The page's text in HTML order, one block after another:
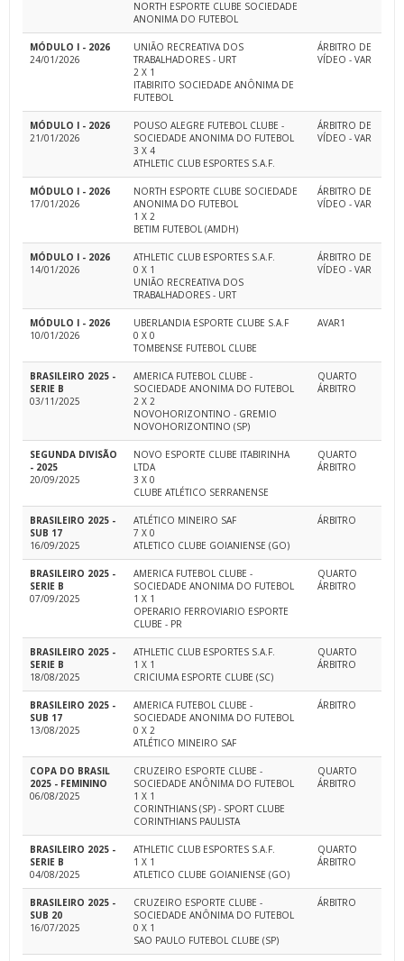
NORTH ESPORTE CLUBE SOCIEDADE
ANONIMA DO FUTEBOL
MÓDULO I - 2026
24/01/2026
UNIÃO RECREATIVA DOS
TRABALHADORES - URT
2 X 1
ITABIRITO SOCIEDADE ANÔNIMA DE
FUTEBOL
ÁRBITRO DE
VÍDEO - VAR
MÓDULO I - 2026
21/01/2026
POUSO ALEGRE FUTEBOL CLUBE -
SOCIEDADE ANONIMA DO FUTEBOL
3 X 4
ATHLETIC CLUB ESPORTES S.A.F.
ÁRBITRO DE
VÍDEO - VAR
MÓDULO I - 2026
17/01/2026
NORTH ESPORTE CLUBE SOCIEDADE
ANONIMA DO FUTEBOL
1 X 2
BETIM FUTEBOL (AMDH)
ÁRBITRO DE
VÍDEO - VAR
MÓDULO I - 2026
14/01/2026
ATHLETIC CLUB ESPORTES S.A.F.
0 X 1
UNIÃO RECREATIVA DOS
TRABALHADORES - URT
ÁRBITRO DE
VÍDEO - VAR
MÓDULO I - 2026
10/01/2026
UBERLANDIA ESPORTE CLUBE S.A.F
0 X 0
TOMBENSE FUTEBOL CLUBE
AVAR1
BRASILEIRO 2025 -
SERIE B
03/11/2025
AMERICA FUTEBOL CLUBE -
SOCIEDADE ANONIMA DO FUTEBOL
2 X 2
NOVOHORIZONTINO - GREMIO
NOVOHORIZONTINO (SP)
QUARTO
ÁRBITRO
SEGUNDA DIVISÃO
- 2025
20/09/2025
NOVO ESPORTE CLUBE ITABIRINHA
LTDA
3 X 0
CLUBE ATLÉTICO SERRANENSE
QUARTO
ÁRBITRO
BRASILEIRO 2025 -
SUB 17
16/09/2025
ATLÉTICO MINEIRO SAF
7 X 0
ATLETICO CLUBE GOIANIENSE (GO)
ÁRBITRO
BRASILEIRO 2025 -
SERIE B
07/09/2025
AMERICA FUTEBOL CLUBE -
SOCIEDADE ANONIMA DO FUTEBOL
1 X 1
OPERARIO FERROVIARIO ESPORTE
CLUBE - PR
QUARTO
ÁRBITRO
BRASILEIRO 2025 -
SERIE B
18/08/2025
ATHLETIC CLUB ESPORTES S.A.F.
1 X 1
CRICIUMA ESPORTE CLUBE (SC)
QUARTO
ÁRBITRO
BRASILEIRO 2025 -
SUB 17
13/08/2025
AMERICA FUTEBOL CLUBE -
SOCIEDADE ANONIMA DO FUTEBOL
0 X 2
ATLÉTICO MINEIRO SAF
ÁRBITRO
COPA DO BRASIL
2025 - FEMININO
06/08/2025
CRUZEIRO ESPORTE CLUBE -
SOCIEDADE ANÔNIMA DO FUTEBOL
1 X 1
CORINTHIANS (SP) - SPORT CLUBE
CORINTHIANS PAULISTA
QUARTO
ÁRBITRO
BRASILEIRO 2025 -
SERIE B
04/08/2025
ATHLETIC CLUB ESPORTES S.A.F.
1 X 1
ATLETICO CLUBE GOIANIENSE (GO)
QUARTO
ÁRBITRO
BRASILEIRO 2025 -
SUB 20
16/07/2025
CRUZEIRO ESPORTE CLUBE -
SOCIEDADE ANÔNIMA DO FUTEBOL
0 X 1
SAO PAULO FUTEBOL CLUBE (SP)
ÁRBITRO